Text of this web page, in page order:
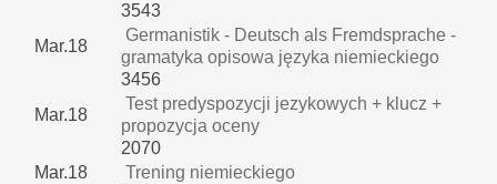
3543
Mar.18
Germanistik - Deutsch als Fremdsprache -
gramatyka opisowa języka niemieckiego
3456
Mar.18
Test predyspozycji jezykowych + klucz +
propozycja oceny
2070
Mar.18
Trening niemieckiego